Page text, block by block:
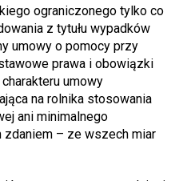
ograniczonego tylko co
z tytułu wypadków
umowy o pomocy przy
prawa i obowiązki
umowy
na rolnika stosowania
ani minimalnego
– ze wszech miar